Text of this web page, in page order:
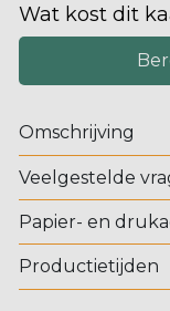
Wat kost dit
Omschrijving
Veelgestelde
Papier- en
Productietijden